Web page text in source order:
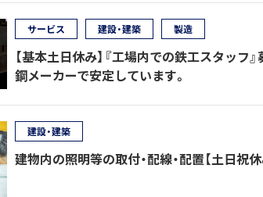
【基本土日休み】『工場内での鉄工スタッフ
鋼メーカーで安定しています。
サービス 建設・建築 製造
建物内の照明等の取付・配線・配置【土日祝
建設・建築